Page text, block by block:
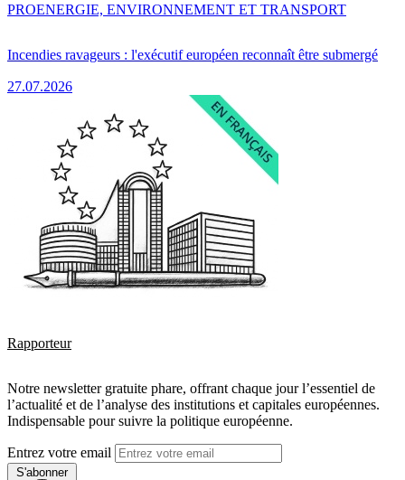
Incendies ravageurs : l'exécutif européen reconnaît être submergé
27.07.2026
PROENERGIE, ENVIRONNEMENT ET TRANSPORT
Rapporteur
Notre newsletter gratuite phare, offrant chaque jour l’essentiel de
l’actualité et de l’analyse des institutions et capitales européennes.
Indispensable pour suivre la politique européenne.
Entrez votre email
S'abonner